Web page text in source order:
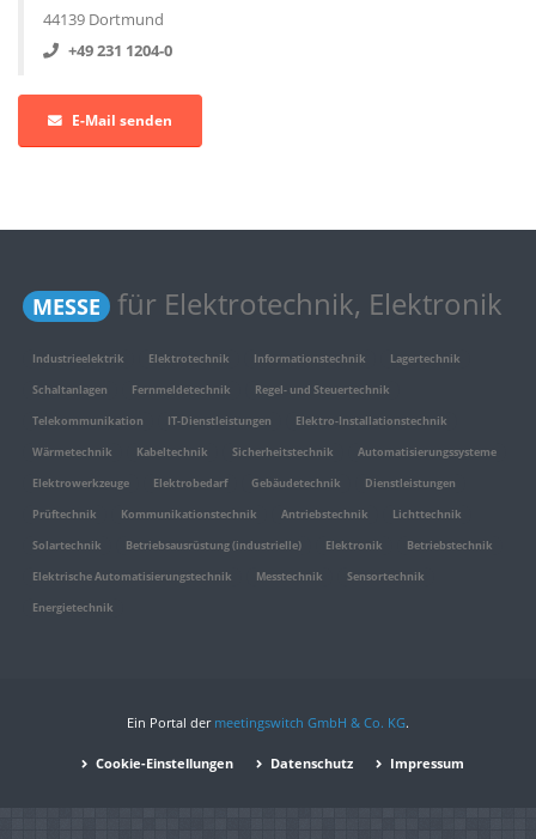
44139 Dortmund
+49 231 1204-0
E-Mail senden
MESSE für Elektrotechnik, Elektronik
Industrieelektrik Elektrotechnik Informationstechnik Lagertechnik
Schaltanlagen Fernmeldetechnik Regel- und Steuertechnik
Telekommunikation IT-Dienstleistungen Elektro-Installationstechnik
Wärmetechnik Kabeltechnik Sicherheitstechnik Automatisierungssysteme
Elektrowerkzeuge Elektrobedarf Gebäudetechnik Dienstleistungen
Prüftechnik Kommunikationstechnik Antriebstechnik Lichttechnik
Solartechnik Betriebsausrüstung (industrielle) Elektronik Betriebstechnik
Elektrische Automatisierungstechnik Messtechnik Sensortechnik
Energietechnik
Ein Portal der meetingswitch GmbH & Co. KG.
Cookie-Einstellungen Datenschutz Impressum